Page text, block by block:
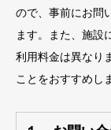
ので、事前にお問
ます。また、施設
利用料金は異なり
ことをおすすめし